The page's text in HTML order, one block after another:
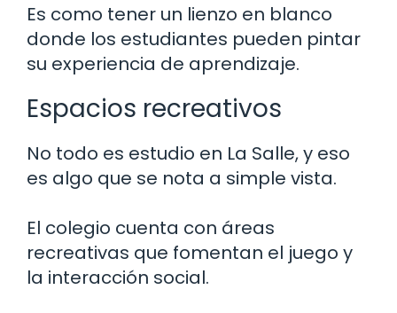
Es como tener un lienzo en blanco
donde los estudiantes pueden pintar
su experiencia de aprendizaje.
Espacios recreativos
No todo es estudio en La Salle, y eso
es algo que se nota a simple vista.
El colegio cuenta con áreas
recreativas que fomentan el juego y
la interacción social.